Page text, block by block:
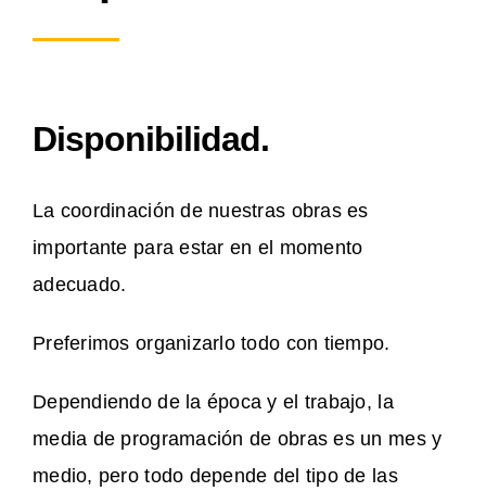
Disponibilidad.
La coordinación de nuestras obras es
importante para estar en el momento
adecuado.
Preferimos organizarlo todo con tiempo.
Dependiendo de la época y el trabajo, la
media de programación de obras es un mes y
medio, pero todo depende del tipo de las